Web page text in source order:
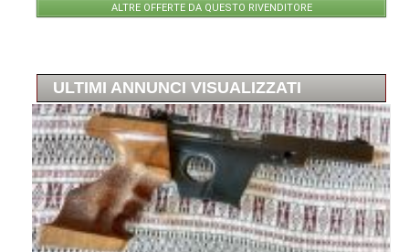
ALTRE OFFERTE DA QUESTO RIVENDITORE
ULTIMI ANNUNCI VISUALIZZATI